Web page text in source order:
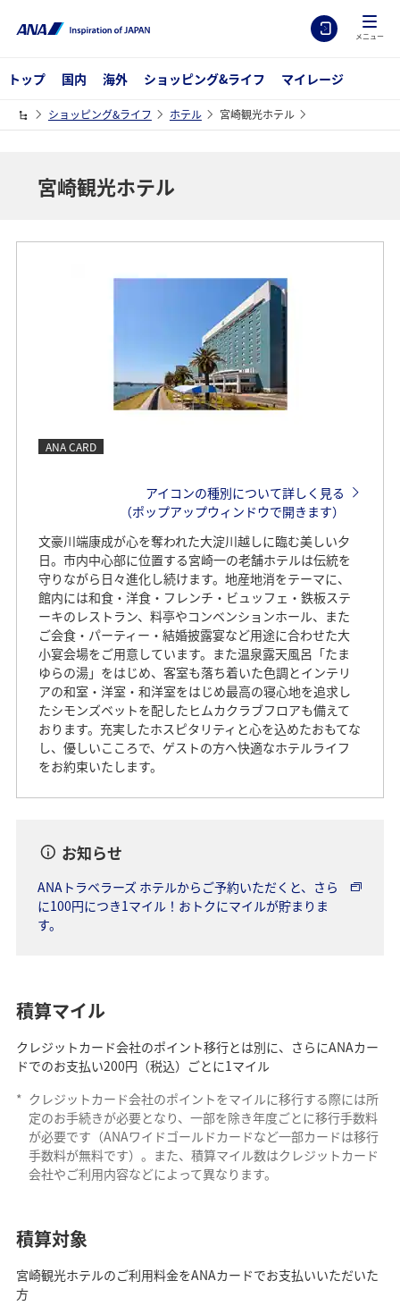
メニュー
トップ 国内 海外 ショッピング&ライフ マイレージ
ショッピング&ライフ ホテル 宮崎観光ホテル
宮崎観光ホテル
ANA CARD
アイコンの種別について詳しく見る
（ポップアップウィンドウで開きます）
文豪川端康成が心を奪われた大淀川越しに臨む美しい夕
日。市内中心部に位置する宮崎一の老舗ホテルは伝統を
守りながら日々進化し続けます。地産地消をテーマに、
館内には和食・洋食・フレンチ・ビュッフェ・鉄板ステ
ーキのレストラン、料亭やコンベンションホール、また
ご会食・パーティー・結婚披露宴など用途に合わせた大
小宴会場をご用意しています。また温泉露天風呂「たま
ゆらの湯」をはじめ、客室も落ち着いた色調とインテリ
アの和室・洋室・和洋室をはじめ最高の寝心地を追求し
たシモンズベットを配したヒムカクラブフロアも備えて
おります。充実したホスピタリティと心を込めたおもてな
し、優しいこころで、ゲストの方へ快適なホテルライフ
をお約束いたします。
お知らせ
ANAトラベラーズ ホテルからご予約いただくと、さら
に100円につき1マイル！おトクにマイルが貯まりま
す。
積算マイル
クレジットカード会社のポイント移行とは別に、さらにANAカー
ドでのお支払い200円（税込）ごとに1マイル
* クレジットカード会社のポイントをマイルに移行する際には所
定のお手続きが必要となり、一部を除き年度ごとに移行手数料
が必要です（ANAワイドゴールドカードなど一部カードは移行
手数料が無料です）。また、積算マイル数はクレジットカード
会社やご利用内容などによって異なります。
積算対象
宮崎観光ホテルのご利用料金をANAカードでお支払いいただいた
方